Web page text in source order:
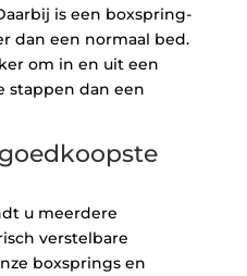
is een boxspring-
dan een normaal bed.
om in en uit een
stappen dan een
u meerdere
verstelbare
boxsprings en